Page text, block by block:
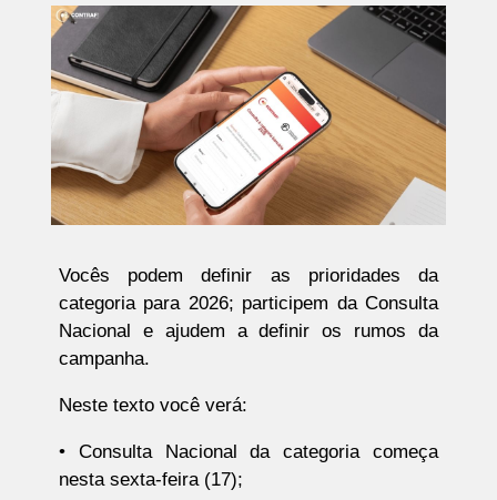
Vocês podem definir as prioridades da
categoria para 2026; participem da Consulta
Nacional e ajudem a definir os rumos da
campanha.
Neste texto você verá:
• Consulta Nacional da categoria começa
nesta sexta-feira (17);